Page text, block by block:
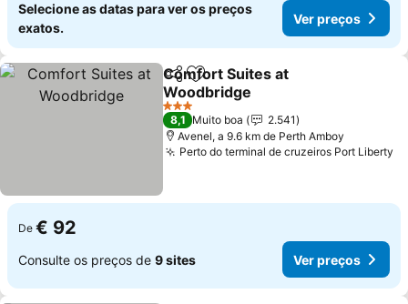
Selecione as datas para ver os preços
exatos.
Ver preços
PartilharAdicionar aos favoritos
Comfort Suites at
Woodbridge
3 Estrelas
8,1 Muito boa
2.541
Avenel, a 9.6 km de Perth Amboy
Perto do terminal de cruzeiros Port Liberty
De € 92
Consulte os preços de 9 sites Ver preços